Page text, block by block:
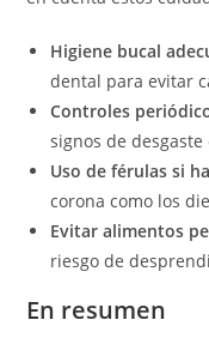
Higiene bucal
dental para evitar
Controles
signos de
Uso de férulas si
corona como los
Evitar alimentos
riesgo de
En resumen